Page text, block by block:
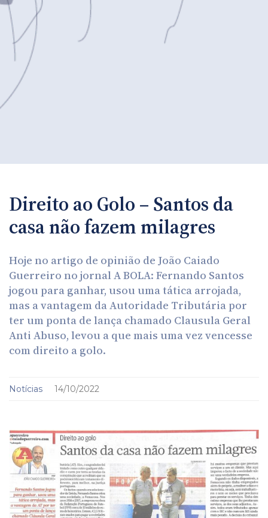
Direito ao Golo – Santos da
casa não fazem milagres
Hoje no artigo de opinião de João Caiado
Guerreiro no jornal A BOLA: Fernando Santos
jogou para ganhar, usou uma tática arrojada,
mas a vantagem da Autoridade Tributária por
ter um ponta de lança chamado Clausula Geral
Anti Abuso, levou a que mais uma vez vencesse
com direito a golo.
Notícias 14/10/2022